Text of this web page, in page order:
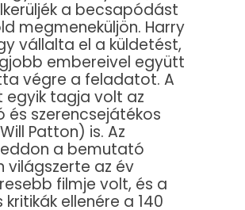
a becsapódást
megmeneküljön. Harry
vállalta el a küldetést,
embereivel együtt
végre a feladatot. A
egyik tagja volt az
és szerencsejátékos
Patton) is. Az
a bemutató
világszerte az év
filmje volt, és a
ellenére a 140